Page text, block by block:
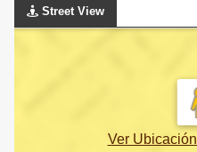
Street View
Ver Ubicación